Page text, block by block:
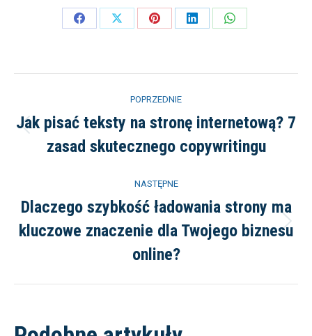
Share
Share
Share
Share
Share
Nawigacja
wpisów
POPRZEDNIE
Poprzedni
wpis:
Jak pisać teksty na stronę internetową? 7
zasad skutecznego copywritingu
NASTĘPNE
Następny
wpis:
Dlaczego szybkość ładowania strony ma
kluczowe znaczenie dla Twojego biznesu
online?